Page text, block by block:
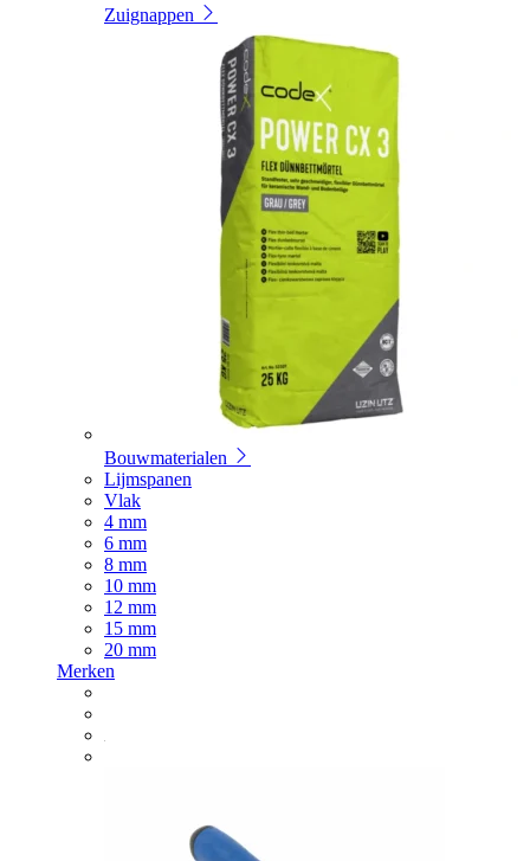
Zuignappen
Bouwmaterialen
Lijmspanen
Vlak
4 mm
6 mm
8 mm
10 mm
12 mm
15 mm
20 mm
Merken